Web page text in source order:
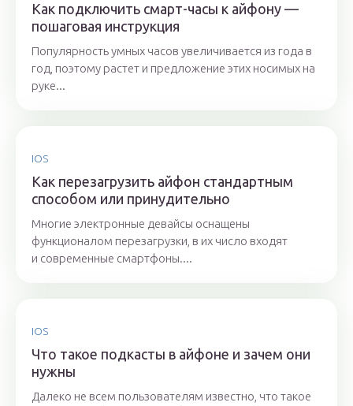
Как подключить смарт-часы к айфону —
пошаговая инструкция
Популярность умных часов увеличивается из года в
год, поэтому растет и предложение этих носимых на
руке...
IOS
Как перезагрузить айфон стандартным
способом или принудительно
Многие электронные девайсы оснащены
функционалом перезагрузки, в их число входят
и современные смартфоны....
IOS
Что такое подкасты в айфоне и зачем они
нужны
Далеко не всем пользователям известно, что такое